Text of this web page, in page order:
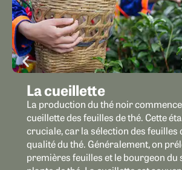
La cueillette
La production du thé noir
cueillette des feuilles de thé. Cette
cruciale, car la sélection des feuilles
qualité du thé. Généralement, on
premières feuilles et le bourgeon du